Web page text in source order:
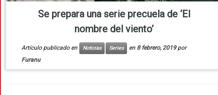
Se prepara una serie precuela de ‘El
nombre del viento’
Artículo publicado en Noticias Series en 8 febrero, 2019 por
Furanu